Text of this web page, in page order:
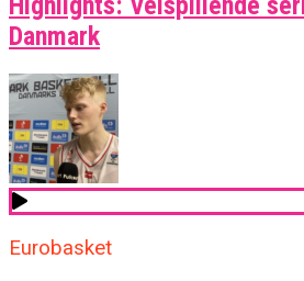
Danmark
Eurobasket